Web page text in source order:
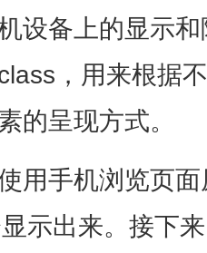
设备上的显示
，用来根据
的呈现方式。
用手机浏览页
示出来。接下